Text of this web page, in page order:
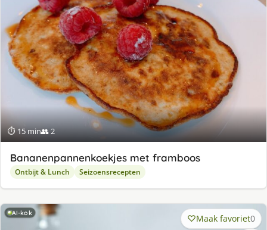
⏱ 15 min👥 2
Bananenpannenkoekjes met framboos
Ontbijt & Lunch Seizoensrecepten
AI-kok Maak favoriet0